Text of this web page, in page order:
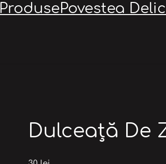
ProdusePovestea
Dulceață De